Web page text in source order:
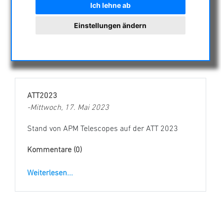
Ich lehne ab
Einstellungen ändern
2023
ATT2023
-Mittwoch, 17. Mai 2023
Stand von APM Telescopes auf der ATT 2023
Kommentare (0)
Weiterlesen...